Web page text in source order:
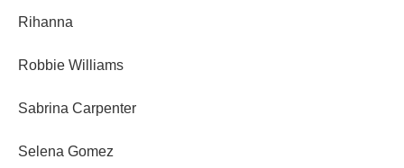
Rihanna
Robbie Williams
Sabrina Carpenter
Selena Gomez